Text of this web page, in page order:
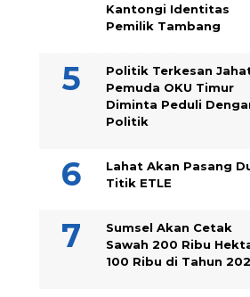
Kantongi Identitas
Pemilik Tambang
Politik Terkesan
Pemuda OKU Timur
Diminta Peduli
Politik
Lahat Akan Pasang
Titik ETLE
Sumsel Akan Cetak
Sawah 200 Ribu
100 Ribu di Tahun